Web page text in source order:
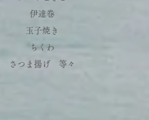
伊達巻
玉子焼き
ちくわ
さつま揚げ 等々